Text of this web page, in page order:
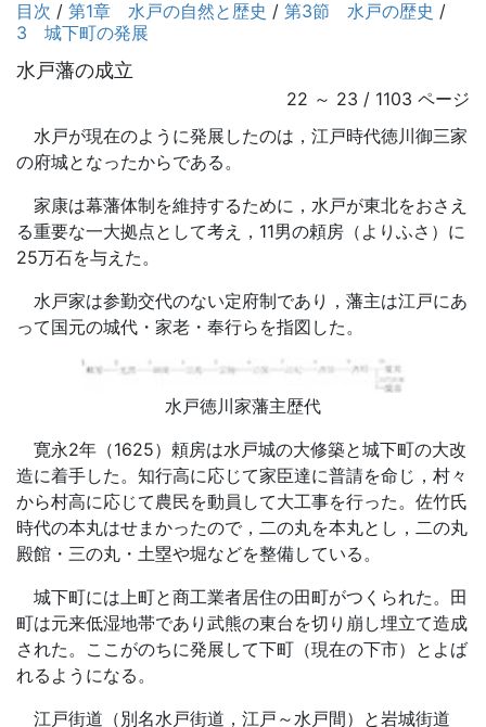
目次 / 第1章 水戸の自然と歴史 / 第3節 水戸の歴史 /
3 城下町の発展
水戸藩の成立
22 ～ 23 / 1103 ページ
水戸が現在のように発展したのは，江戸時代徳川御三家
の府城となったからである。
家康は幕藩体制を維持するために，水戸が東北をおさえ
る重要な一大拠点として考え，11男の頼房（よりふさ）に
25万石を与えた。
水戸家は参勤交代のない定府制であり，藩主は江戸にあ
って国元の城代・家老・奉行らを指図した。
水戸徳川家藩主歴代
寛永2年（1625）頼房は水戸城の大修築と城下町の大改
造に着手した。知行高に応じて家臣達に普請を命じ，村々
から村高に応じて農民を動員して大工事を行った。佐竹氏
時代の本丸はせまかったので，二の丸を本丸とし，二の丸
殿館・三の丸・土塁や堀などを整備している。
城下町には上町と商工業者居住の田町がつくられた。田
町は元来低湿地帯であり武熊の東台を切り崩し埋立て造成
された。ここがのちに発展して下町（現在の下市）とよば
れるようになる。
江戸街道（別名水戸街道，江戸～水戸間）と岩城街道